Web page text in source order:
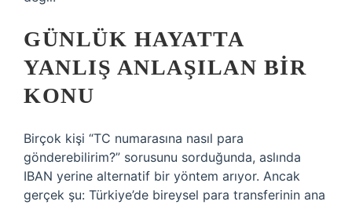
GÜNLÜK HAYATTA
YANLIŞ ANLAŞILAN BIR
KONU
Birçok kişi “TC numarasına nasıl para
gönderebilirim?” sorusunu sorduğunda, aslında
IBAN yerine alternatif bir yöntem arıyor. Ancak
gerçek şu: Türkiye’de bireysel para transferinin ana